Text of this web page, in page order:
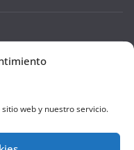
web y nuestro servicio.